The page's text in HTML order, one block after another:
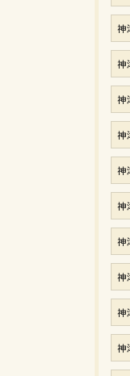
神
神
神
神
神
神
神
神
神